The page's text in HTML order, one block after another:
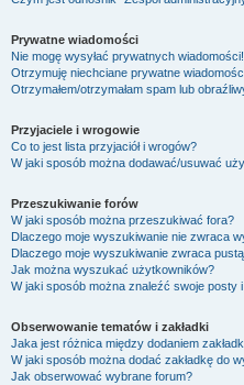
Prywatne wiadomości
Nie mogę wysyłać prywatnych wiadomości!
Otrzymuję niechciane prywatne
Otrzymałem/otrzymałam spam lub
Przyjaciele i wrogowie
Co to jest lista przyjaciół i wrogów?
W jaki sposób można dodawać/usuwać
Przeszukiwanie forów
W jaki sposób można przeszukiwać fora?
Dlaczego moje wyszukiwanie nie zwraca
Dlaczego moje wyszukiwanie zwraca
Jak można wyszukać użytkowników?
W jaki sposób można znaleźć swoje posty
Obserwowanie tematów i zakładki
Jaka jest różnica między dodaniem
W jaki sposób można dodać zakładkę do
Jak obserwować wybrane forum?